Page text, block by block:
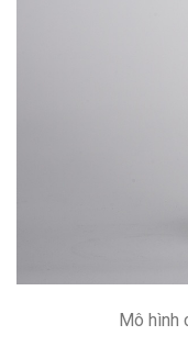
Mô hình